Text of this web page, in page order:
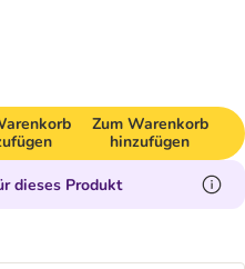
Zum Warenkorb
hinzufügen
dieses Produkt